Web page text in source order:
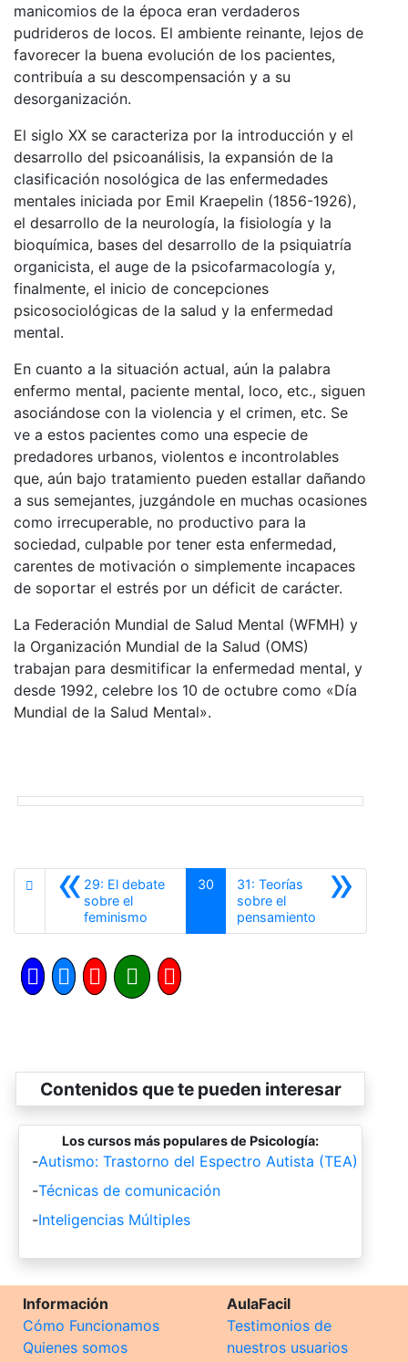
manicomios de la época eran verdaderos
pudrideros de locos. El ambiente reinante, lejos de
favorecer la buena evolución de los pacientes,
contribuía a su descompensación y a su
desorganización.
El siglo XX se caracteriza por la introducción y el
desarrollo del psicoanálisis, la expansión de la
clasificación nosológica de las enfermedades
mentales iniciada por Emil Kraepelin (1856-1926),
el desarrollo de la neurología, la fisiología y la
bioquímica, bases del desarrollo de la psiquiatría
organicista, el auge de la psicofarmacología y,
finalmente, el inicio de concepciones
psicosociológicas de la salud y la enfermedad
mental.
En cuanto a la situación actual, aún la palabra
enfermo mental, paciente mental, loco, etc., siguen
asociándose con la violencia y el crimen, etc. Se
ve a estos pacientes como una especie de
predadores urbanos, violentos e incontrolables
que, aún bajo tratamiento pueden estallar dañando
a sus semejantes, juzgándole en muchas ocasiones
como irrecuperable, no productivo para la
sociedad, culpable por tener esta enfermedad,
carentes de motivación o simplemente incapaces
de soportar el estrés por un déficit de carácter.
La Federación Mundial de Salud Mental (WFMH) y
la Organización Mundial de la Salud (OMS)
trabajan para desmitificar la enfermedad mental, y
desde 1992, celebre los 10 de octubre como «Día
Mundial de la Salud Mental».
«29: El debate
sobre el
feminismo
30 »
31: Teorías
sobre el
pensamientoSiguiente
Contenidos que te pueden interesar
Los cursos más populares de Psicología:
-Autismo: Trastorno del Espectro Autista (TEA)
-Técnicas de comunicación
-Inteligencias Múltiples
Información
Cómo Funcionamos
Quienes somos
AulaFacil
Testimonios de
nuestros usuarios